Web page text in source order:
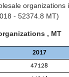
- 52374.8 MT)
, MT
2017
47128